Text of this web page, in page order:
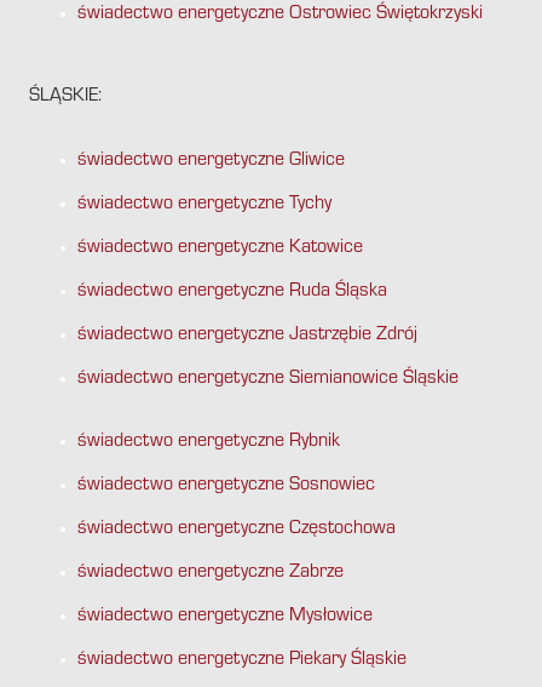
świadectwo energetyczne Ostrowiec Świętokrzyski
ŚLĄSKIE:
świadectwo energetyczne Gliwice
świadectwo energetyczne Tychy
świadectwo energetyczne Katowice
świadectwo energetyczne Ruda Śląska
świadectwo energetyczne Jastrzębie Zdrój
świadectwo energetyczne Siemianowice Śląskie
świadectwo energetyczne Rybnik
świadectwo energetyczne Sosnowiec
świadectwo energetyczne Częstochowa
świadectwo energetyczne Zabrze
świadectwo energetyczne Mysłowice
świadectwo energetyczne Piekary Śląskie